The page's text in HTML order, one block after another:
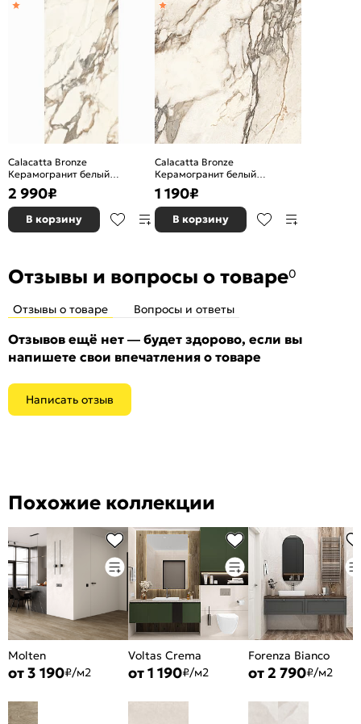
Calacatta Bronze
Керамогранит белый
полированный 60х120
2 990₽
В корзину
Calacatta Bronze
Керамогранит белый
полированный 60х60
1 190₽
В корзину
Отзывы и вопросы о товаре0
Отзывы о товаре Вопросы и ответы
Отзывов ещё нет — будет здорово, если вы
напишете свои впечатления о товаре
Написать отзыв
Похожие коллекции
Molten
от 3 190₽/м2
Voltas Crema
от 1 190₽/м2
Forenza Bianco
от 2 790₽/м2